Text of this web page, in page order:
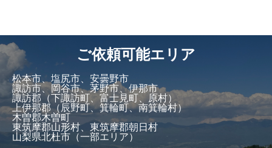
ご依頼可能エリア
松本市、塩尻市、安曇野市
諏訪市、岡谷市、茅野市、伊那市
諏訪郡（下諏訪町、富士見町、原村）
上伊那郡（辰野町、箕輪町、南箕輪村）
木曽郡木曽町
東筑摩郡山形村、東筑摩郡朝日村
山梨県北杜市（一部エリア）